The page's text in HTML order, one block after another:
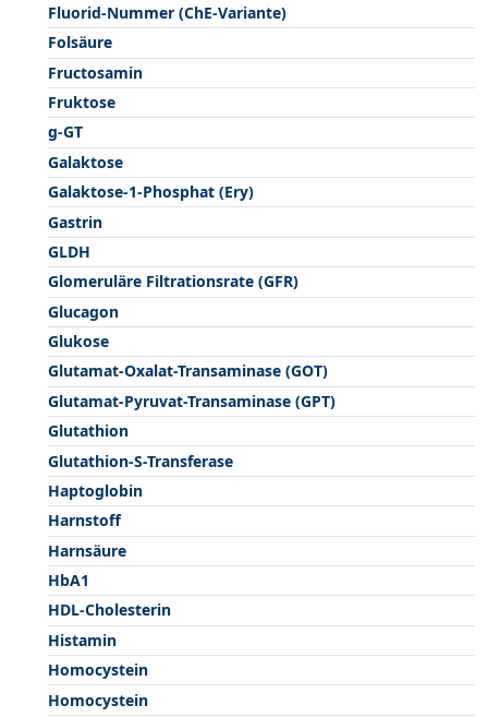
Fluorid-Nummer (ChE-Variante)
Folsäure
Fructosamin
Fruktose
g-GT
Galaktose
Galaktose-1-Phosphat (Ery)
Gastrin
GLDH
Glomeruläre Filtrationsrate (GFR)
Glucagon
Glukose
Glutamat-Oxalat-Transaminase (GOT)
Glutamat-Pyruvat-Transaminase (GPT)
Glutathion
Glutathion-S-Transferase
Haptoglobin
Harnstoff
Harnsäure
HbA1
HDL-Cholesterin
Histamin
Homocystein
Homocystein